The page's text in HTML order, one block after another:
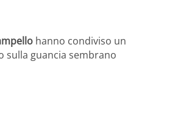
hanno condiviso un
sulla guancia sembrano